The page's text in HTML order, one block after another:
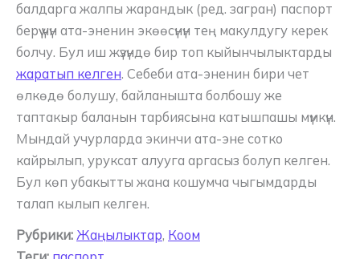
балдарга жалпы жарандык (ред. загран) паспорт
берүү үчүн ата-эненин экөөсүнүн тең макулдугу керек
болчу. Бул иш жүзүндө бир топ кыйынчылыктарды
жаратып келген. Себеби ата-эненин бири чет
өлкөдө болушу, байланышта болбошу же
таптакыр баланын тарбиясына катышпашы мүмкүн.
Мындай учурларда экинчи ата-эне сотко
кайрылып, уруксат алууга аргасыз болуп келген.
Бул көп убакытты жана кошумча чыгымдарды
талап кылып келген.
Рубрики: Жаңылыктар, Коом